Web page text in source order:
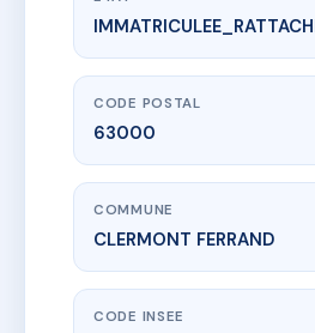
www.vme.plus/
LE PARIOU
97 av de la liberation
CODE POSTAL
63000
COMMUNE
CLERMONT FERRAND
CODE INSEE